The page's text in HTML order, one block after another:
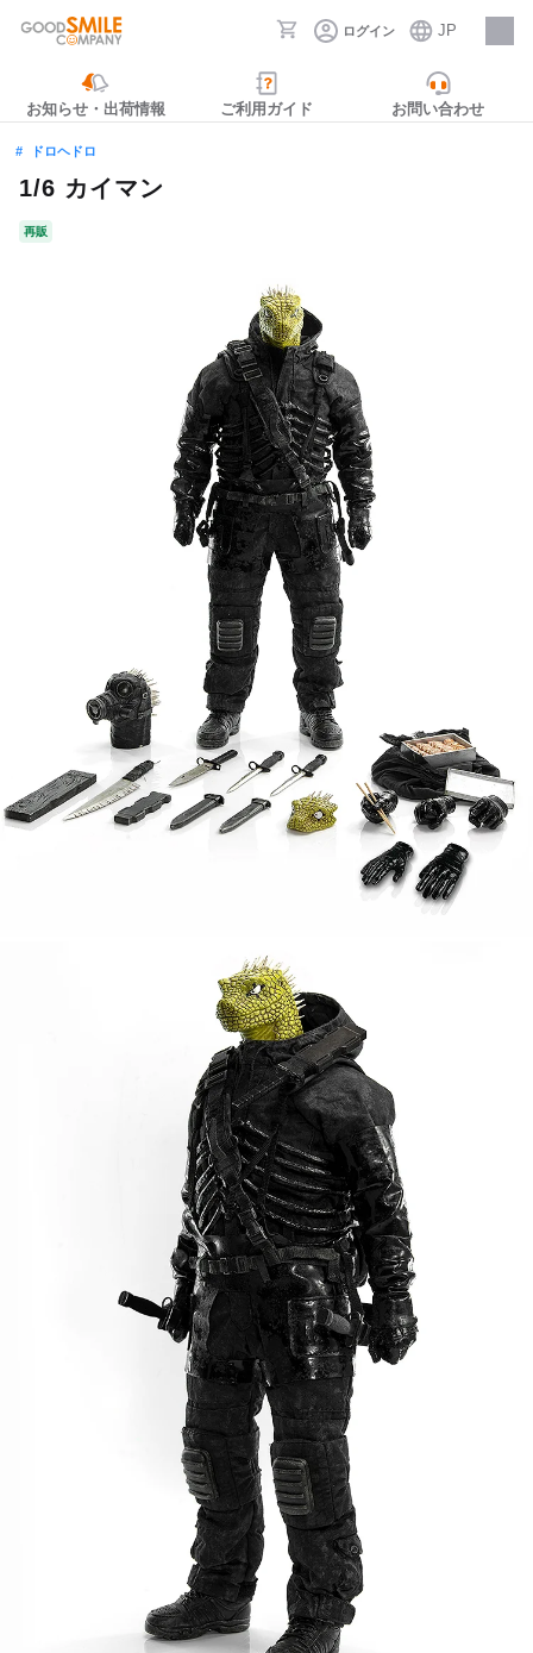
ログイン JP
採用情報
お知らせ・出荷情報 ご利用ガイド お問い合わせ
ドロヘドロ
1/6 カイマン
再販